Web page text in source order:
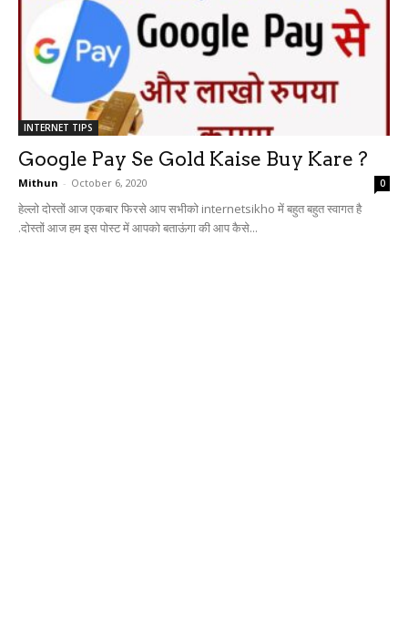
INTERNET TIPS
Google Pay Se Gold Kaise Buy Kare ?
Mithun - October 6, 2020 0
हेल्लो दोस्तों आज एकबार फिरसे आप सभीको internetsikho में बहुत बहुत स्वागत है
.दोस्तों आज हम इस पोस्ट में आपको बताऊंगा की आप कैसे...